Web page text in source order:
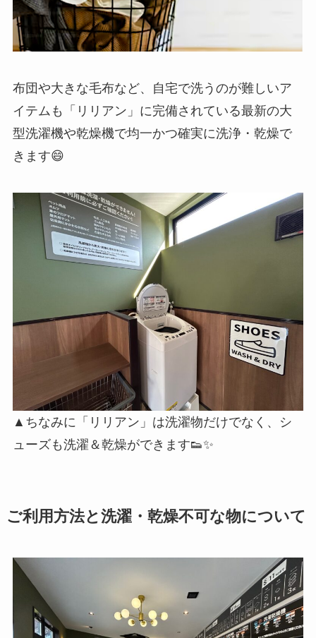
布団や大きな毛布など、自宅で洗うのが難しいア
イテムも「リリアン」に完備されている最新の大
型洗濯機や乾燥機で均一かつ確実に洗浄・乾燥で
きます😄
▲ちなみに「リリアン」は洗濯物だけでなく、シ
ューズも洗濯＆乾燥ができます👟✨
ご利用方法と洗濯・乾燥不可な物について